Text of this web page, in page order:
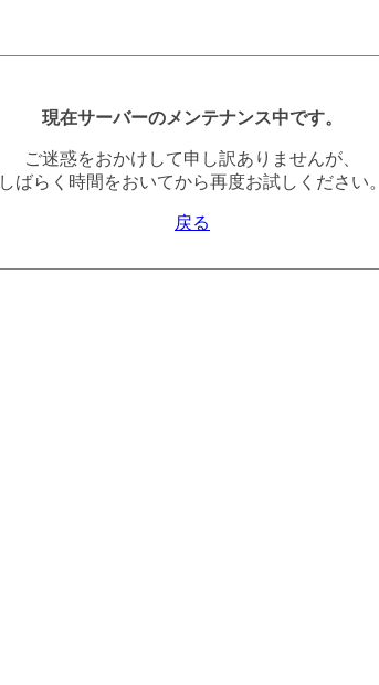
現在サーバーのメンテナンス中です。
ご迷惑をおかけして申し訳ありませんが、
しばらく時間をおいてから再度お試しください。
戻る